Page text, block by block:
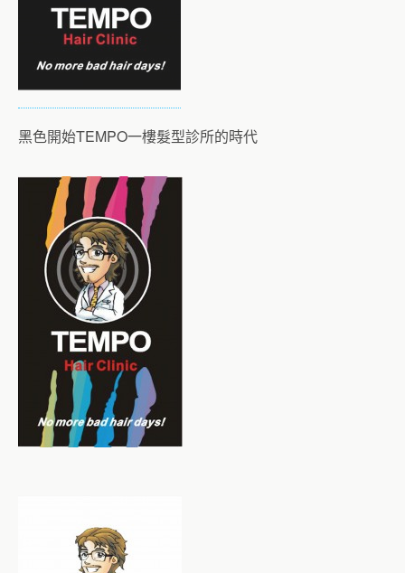
黑色開始TEMPO一樓髮型診所的時代